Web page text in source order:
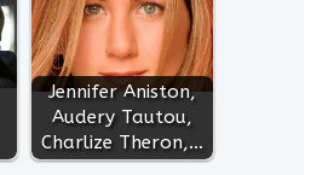
Jennifer Aniston,
Audery Tautou,
Charlize Theron,…